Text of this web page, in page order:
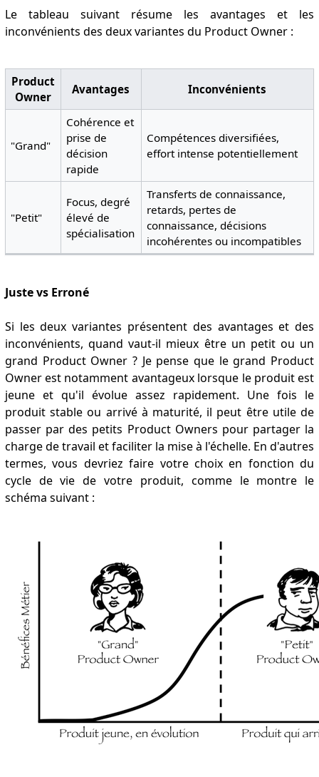
Le tableau suivant résume les avantages et les
inconvénients des deux variantes du Product Owner :
Product
Owner
Avantages Inconvénients
"Grand"
Cohérence et
prise de
décision
rapide
Compétences diversifiées,
effort intense potentiellement
"Petit"
Focus, degré
élevé de
spécialisation
Transferts de connaissance,
retards, pertes de
connaissance, décisions
incohérentes ou incompatibles
Juste vs Erroné
Si les deux variantes présentent des avantages et des
inconvénients, quand vaut-il mieux être un petit ou un
grand Product Owner ? Je pense que le grand Product
Owner est notamment avantageux lorsque le produit est
jeune et qu'il évolue assez rapidement. Une fois le
produit stable ou arrivé à maturité, il peut être utile de
passer par des petits Product Owners pour partager la
charge de travail et faciliter la mise à l'échelle. En d'autres
termes, vous devriez faire votre choix en fonction du
cycle de vie de votre produit, comme le montre le
schéma suivant :